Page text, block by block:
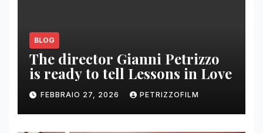
BLOG
The director Gianni Petrizzo
is ready to tell Lessons in Love
FEBBRAIO 27, 2026 PETRIZZOFILM